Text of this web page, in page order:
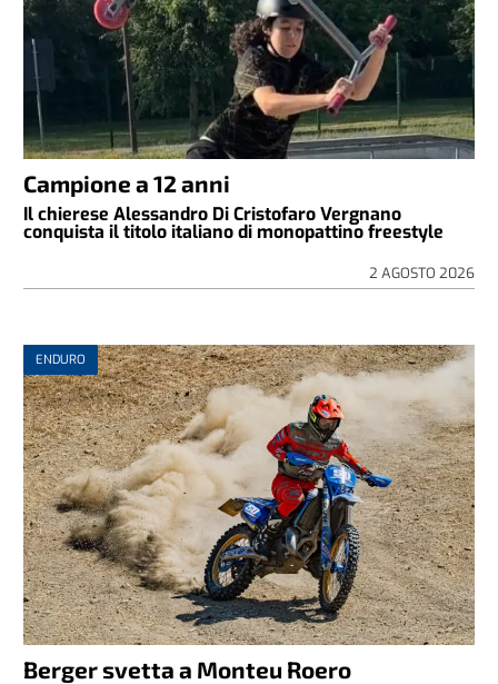
Campione a 12 anni
Il chierese Alessandro Di Cristofaro Vergnano
conquista il titolo italiano di monopattino freestyle
2 AGOSTO 2026
ENDURO
Berger svetta a Monteu Roero